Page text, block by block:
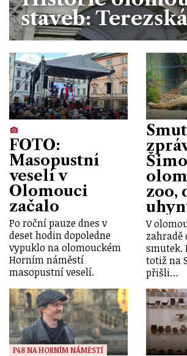
staveb:
FOTO:
Masopustní
veselí v
Olomouci
začalo
Po roční pauze dnes v
deset hodin dopoledne
vypuklo na olomouckém
Horním náměstí
masopustní veselí.
zoo,
V
zahradě
smutek.
totiž na
přišli…
P48 NA HORNÍM NÁMĚSTÍ